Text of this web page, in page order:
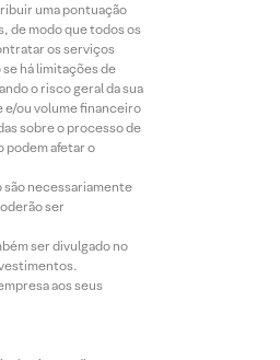
uma pontuação
de modo que todos os
os serviços
há limitações de
o risco geral da sua
e/ou volume financeiro
sobre o processo de
podem afetar o
são necessariamente
ser
ser divulgado no
aos seus